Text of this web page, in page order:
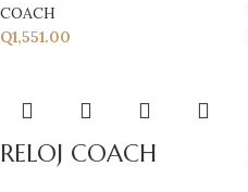
COACH
Q1,551.00
RELOJ COACH